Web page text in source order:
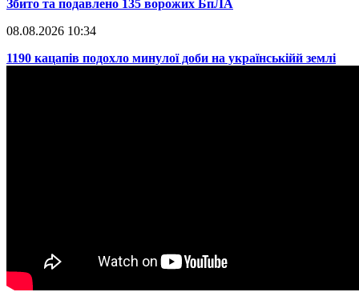
​Збито та подавлено 135 ворожих БпЛА
08.08.2026 10:34
​1190 кацапів подохло минулої доби на українськійй землі